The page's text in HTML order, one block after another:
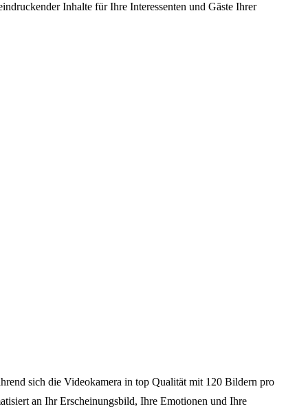
Inhalte für Ihre Interessenten und Gäste Ihrer
sich die Videokamera in top Qualität mit 120 Bildern pro
an Ihr Erscheinungsbild, Ihre Emotionen und Ihre